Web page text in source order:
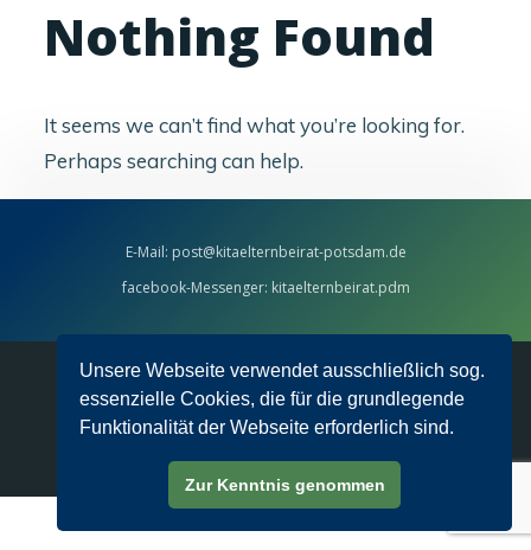
Unsere Webseite verwendet ausschließlich sog.
essenzielle Cookies, die für die grundlegende
Funktionalität der Webseite erforderlich sind.
Zur Kenntnis genommen
Nothing Found
It seems we can’t find what you’re looking for.
Perhaps searching can help.
E-Mail: post@kitaelternbeirat-potsdam.de
facebook-Messenger: kitaelternbeirat.pdm
© 2020 KiTa-Elternbeirat Potsdam ·Impressum·
Datenschutzerklärung